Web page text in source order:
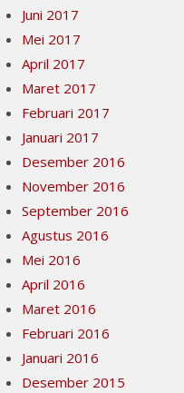
Juni 2017
Mei 2017
April 2017
Maret 2017
Februari 2017
Januari 2017
Desember 2016
November 2016
September 2016
Agustus 2016
Mei 2016
April 2016
Maret 2016
Februari 2016
Januari 2016
Desember 2015